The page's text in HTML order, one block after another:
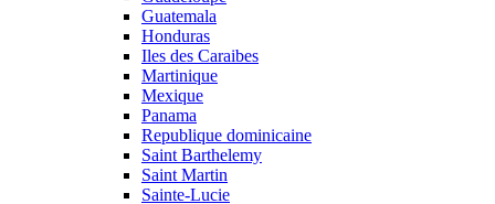
Guatemala
Honduras
Iles des Caraibes
Martinique
Mexique
Panama
Republique dominicaine
Saint Barthelemy
Saint Martin
Sainte-Lucie